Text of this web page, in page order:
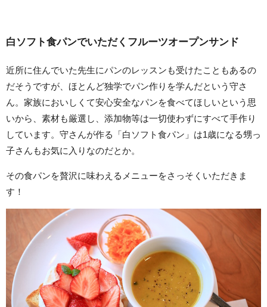
白ソフト食パンでいただくフルーツオープンサンド
近所に住んでいた先生にパンのレッスンも受けたこともあるの
だそうですが、ほとんど独学でパン作りを学んだという守さ
ん。家族においしくて安心安全なパンを食べてほしいという思
いから、素材も厳選し、添加物等は一切使わずにすべて手作り
しています。守さんが作る「白ソフト食パン」は1歳になる甥っ
子さんもお気に入りなのだとか。
その食パンを贅沢に味わえるメニューをさっそくいただきま
す！